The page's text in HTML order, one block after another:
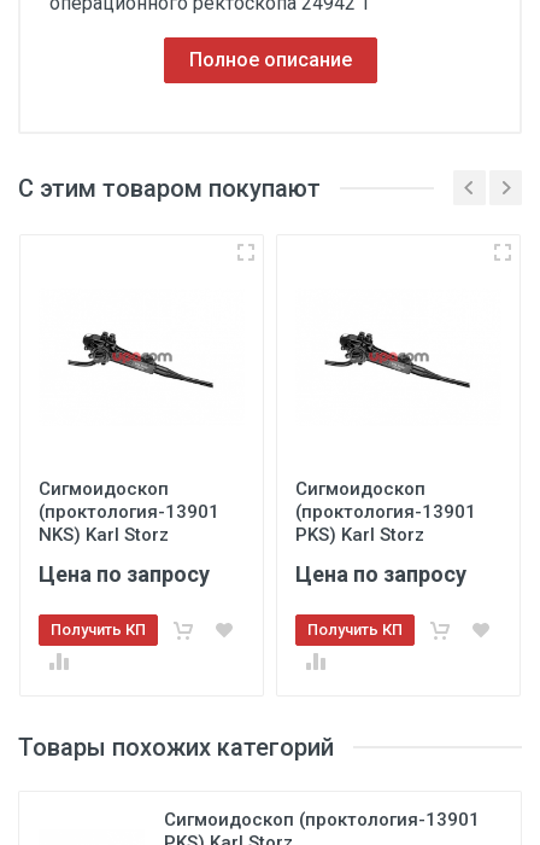
Товары похожих категорий
Сигмоидоскоп (проктология-13901
Полное описание
С этим товаром покупают
Сигмоидоскоп
(проктология-13901
NKS) Karl Storz
Цена по запросу
Получить КП
Сигмоидоскоп
(проктология-13901
PKS) Karl Storz
Цена по запросу
Получить КП